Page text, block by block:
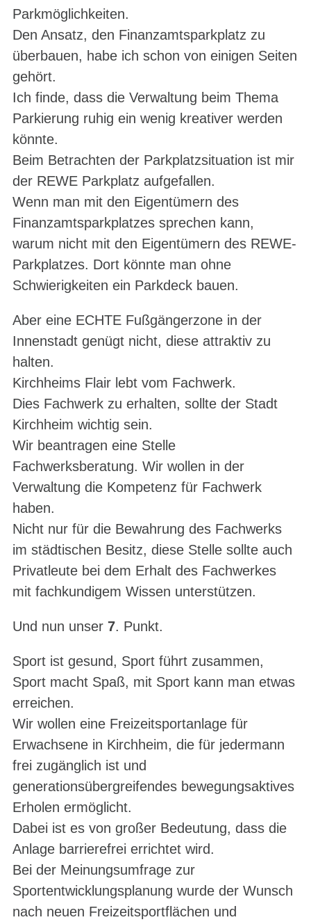
Parkmöglichkeiten.
Den Ansatz, den Finanzamtsparkplatz zu
überbauen, habe ich schon von einigen Seiten
gehört.
Ich finde, dass die Verwaltung beim Thema
Parkierung ruhig ein wenig kreativer werden
könnte.
Beim Betrachten der Parkplatzsituation ist mir
der REWE Parkplatz aufgefallen.
Wenn man mit den Eigentümern des
Finanzamtsparkplatzes sprechen kann,
warum nicht mit den Eigentümern des REWE-
Parkplatzes. Dort könnte man ohne
Schwierigkeiten ein Parkdeck bauen.
Aber eine ECHTE Fußgängerzone in der
Innenstadt genügt nicht, diese attraktiv zu
halten.
Kirchheims Flair lebt vom Fachwerk.
Dies Fachwerk zu erhalten, sollte der Stadt
Kirchheim wichtig sein.
Wir beantragen eine Stelle
Fachwerksberatung. Wir wollen in der
Verwaltung die Kompetenz für Fachwerk
haben.
Nicht nur für die Bewahrung des Fachwerks
im städtischen Besitz, diese Stelle sollte auch
Privatleute bei dem Erhalt des Fachwerkes
mit fachkundigem Wissen unterstützen.
Und nun unser 7. Punkt.
Sport ist gesund, Sport führt zusammen,
Sport macht Spaß, mit Sport kann man etwas
erreichen.
Wir wollen eine Freizeitsportanlage für
Erwachsene in Kirchheim, die für jedermann
frei zugänglich ist und
generationsübergreifendes bewegungsaktives
Erholen ermöglicht.
Dabei ist es von großer Bedeutung, dass die
Anlage barrierefrei errichtet wird.
Bei der Meinungsumfrage zur
Sportentwicklungsplanung wurde der Wunsch
nach neuen Freizeitsportflächen und